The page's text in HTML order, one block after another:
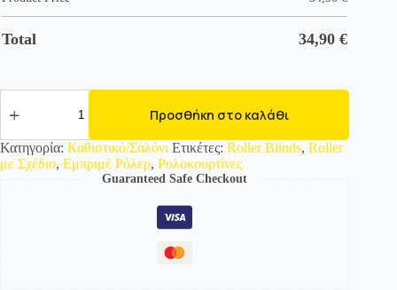
Total 34,90€
Ρολοκουρτίνα
-
Roller
Προσθήκη στο καλάθι
Κατηγορία: Καθιστικό/Σαλόνι Ετικέτες: Roller Blinds, Roller
με Σχέδιο, Εμπριμέ Ρόλερ, Ρολοκουρτίνες
Guaranteed Safe Checkout